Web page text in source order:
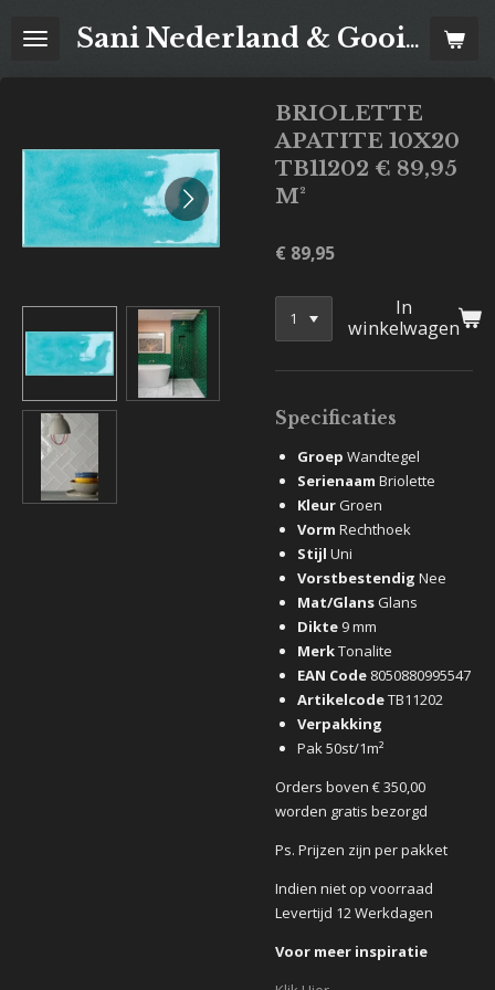
direct
Sani Nederland & Goois Tegelhuis
BRIOLETTE
APATITE 10X20
TB11202 € 89,95
M²
€ 89,95
In
winkelwagen
Specificaties
Groep Wandtegel
Serienaam Briolette
KleurGroen
Vorm Rechthoek
Stijl Uni
Vorstbestendig Nee
Mat/Glans Glans
Dikte 9 mm
MerkTonalite
EAN Code 8050880995547
ArtikelcodeTB11202
Verpakking
Pak 50st/1m²
Orders boven € 350,00
worden gratis bezorgd
Ps. Prijzen zijn per pakket
Indien niet op voorraad
Levertijd 12 Werkdagen
Voor meer inspiratie